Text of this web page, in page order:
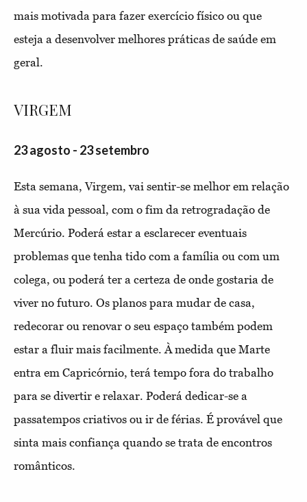
mais motivada para fazer exercício físico ou que
esteja a desenvolver melhores práticas de saúde em
geral.
VIRGEM
23 agosto - 23 setembro
Esta semana, Virgem, vai sentir-se melhor em relação
à sua vida pessoal, com o fim da retrogradação de
Mercúrio. Poderá estar a esclarecer eventuais
problemas que tenha tido com a família ou com um
colega, ou poderá ter a certeza de onde gostaria de
viver no futuro. Os planos para mudar de casa,
redecorar ou renovar o seu espaço também podem
estar a fluir mais facilmente. À medida que Marte
entra em Capricórnio, terá tempo fora do trabalho
para se divertir e relaxar. Poderá dedicar-se a
passatempos criativos ou ir de férias. É provável que
sinta mais confiança quando se trata de encontros
românticos.